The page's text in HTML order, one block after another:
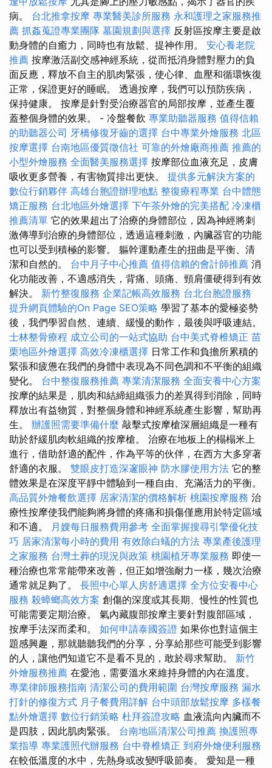
病。 台北推拿按摩 專業醫美診所服務 永和護理之家服務推
薦 抓姦蒐證專業團隊 墓園規劃與選擇 反射區按摩主要是啟
動身體的自癒力，同時也有放鬆、提神作用。 安心養老院
推薦 按摩激活副交感神經系統，從而抵消身體對壓力的負
面反應，釋放不自主的肌肉緊張，使心律、血壓和循環恢復
正常，保證更好的睡眠。 透過按摩，我們可以預防疾病，
保持健康。 按摩是針對受治療器官的局部按摩，並產生覆
蓋整個身體的效果。 - 冷盤餐飲 專業助聽器服務 值得信賴
的助聽器公司 牙橋修復牙齒的選擇 台中專業外燴服務 北區
按摩選擇 台南地區優質徵信社 可靠的外燴廠商推薦 推薦的
小型外燴服務 全面醫美服務選擇 按摩部位血液充足，皮膚
吸收更多營養，有害物質排出更快。 提供多元解決方案的
數位行銷夥伴 高雄台胞證辦理地點 整復療程專業 台中體態
矯正服務 台北地區外燴選擇 下午茶外燴的完美搭配 冷凍櫃
推薦清單 它的效果超出了治療的身體部位，因為神經將刺
激傳導到治療的身體部位，透過這種刺激，內臟器官的功能
也可以受到積極的影響。 軀幹運動產生的扭曲是平衡、清
潔和自然的。 台中月子中心推薦 值得信賴的會計師推薦 消
化功能改善，不適感消失，背痛、頭痛、頸肩僵硬得到有效
解決。 新竹整復服務 企業記帳高效服務 台北台胞證服務
提升網頁體驗的On Page SEO策略 學習了基本的愛極姿勢
後，我們學習自然、連續、緩慢的動作，最後與呼吸連結。
士林整骨療程 成立公司的一站式協助 台中美式脊椎矯正 苗
栗地區外燴選擇 高效冷凍櫃選擇 日常工作和負擔所累積的
緊張和疲憊在我們的身體中表現為不同色調和不平衡的組織
變化。 台中整復服務推薦 專業清潔服務 全面安養中心方案
按摩的結果是，肌肉和結締組織張力的差異得到消除，同時
釋放出有益物質，對整個身體和神經系統產生影響，幫助再
生。 辦護照需要準備什麼 敲擊式按摩槍深層組織是一種有
助於舒緩肌肉軟組織的按摩槍。 治療在地板上的榻榻米上
進行，借助舒適的配件，作為平等的伙伴，在西方大多穿著
舒適的衣服。 雙眼皮打造深邃眼神 防水膠使用方法 它的整
體效果是在深度平靜中體驗到一種自由、充滿活力的平衡。
高品質外燴餐飲選擇 居家清潔的價格解析 桃園按摩服務 治
療性按摩使我們能夠將身體的疼痛和損傷僅應用於特定區域
和不適。 月嫂每日服務費用參考 全面掌握搜尋引擎優化技
巧 居家清潔每小時的費用 有效除白蟻的方法 專業產後護理
之家服務 台灣土葬的現況與政策 桃園植牙專業服務 即使一
種治療也常常能帶來改善，但正如增強耐力一樣，幾次治療
通常就足夠了。 長照中心單人房舒適選擇 全方位安養中心
服務 殺蟑螂高效方案 創傷的深度或其長期、慢性的性質也
可能需要定期治療。 氣內藏腹部按摩主要針對腹部區域，
按摩手法深而柔和。 如何申請泰國簽證 如果你也對這個主
題感興趣，那就聽聽我們的分享，分享給那些可能受到影響
的人，讓他們知道它不是看不見的，敢於尋求幫助。 新竹
外燴服務推薦 在愛池，需要溫水來維持身體的內在溫度。
專業律師服務指南 清潔公司的費用範圍 台灣按摩服務 漏水
打針的修復方式 月子餐費用詳解 台中頭部放鬆按摩 多樣餐
點外燴選擇 數位行銷策略 杜拜簽證攻略 血液流向內臟而不
是四肢，因此肌肉緊張。 台南地區清潔公司推薦 換護照專
業指導 專業護照代辦服務 台中脊椎矯正 到府外燴便利服務
在較低溫度的水中，先熱身或改變呼吸節奏。 愛知是一種